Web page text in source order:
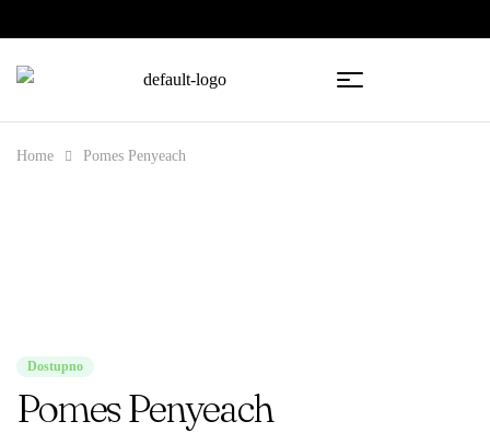
Home Pomes Penyeach
Dostupno
Pomes Penyeach